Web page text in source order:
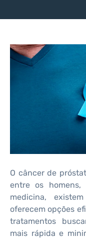
O câncer de
entre os homens,
medicina,
oferecem opções
tratamentos
mais rápida e